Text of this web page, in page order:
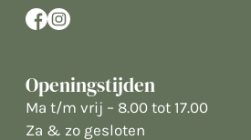
Openingstijden
Ma t/m vrij – 8.00 tot 17.00
Za & zo gesloten